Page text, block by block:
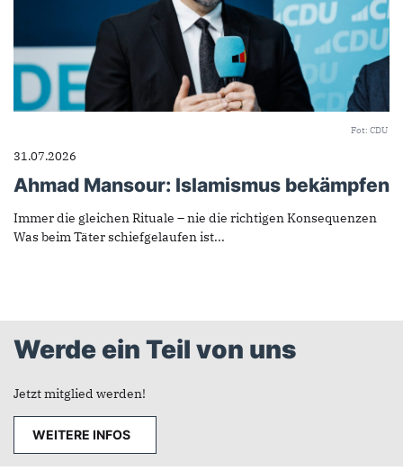
Fot: CDU
31.07.2026
Ahmad Mansour: Islamismus bekämpfen
Immer die gleichen Rituale – nie die richtigen Konsequenzen
Was beim Täter schiefgelaufen ist...
Werde ein Teil von uns
Jetzt mitglied werden!
WEITERE INFOS